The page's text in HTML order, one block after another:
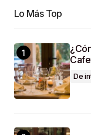
Your Name
Your E-Mail*
Guardar Mi
Web En
Lo Más Top
De